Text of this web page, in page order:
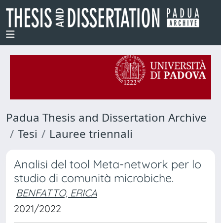
Padua Thesis and Dissertation Archive
Tesi
Lauree triennali
Analisi del tool Meta-network per lo
studio di comunità microbiche.
BENFATTO, ERICA
2021/2022